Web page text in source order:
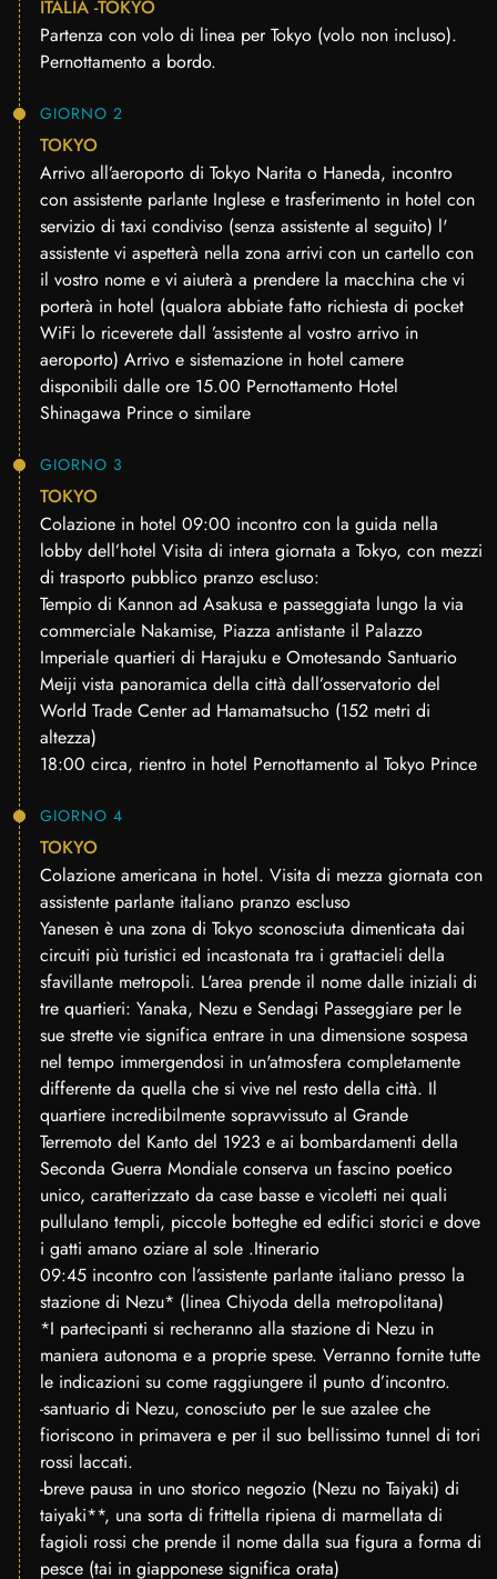
ITALIA -TOKYO
Partenza con volo di linea per Tokyo (volo non incluso).
Pernottamento a bordo.
GIORNO 2
TOKYO
Arrivo all’aeroporto di Tokyo Narita o Haneda, incontro
con assistente parlante Inglese e trasferimento in hotel con
servizio di taxi condiviso (senza assistente al seguito) l'
assistente vi aspetterà nella zona arrivi con un cartello con
il vostro nome e vi aiuterà a prendere la macchina che vi
porterà in hotel (qualora abbiate fatto richiesta di pocket
WiFi lo riceverete dall ’assistente al vostro arrivo in
aeroporto) Arrivo e sistemazione in hotel camere
disponibili dalle ore 15.00 Pernottamento Hotel
Shinagawa Prince o similare
GIORNO 3
TOKYO
Colazione in hotel 09:00 incontro con la guida nella
lobby dell’hotel Visita di intera giornata a Tokyo, con mezzi
di trasporto pubblico pranzo escluso:
Tempio di Kannon ad Asakusa e passeggiata lungo la via
commerciale Nakamise, Piazza antistante il Palazzo
Imperiale quartieri di Harajuku e Omotesando Santuario
Meiji vista panoramica della città dall’osservatorio del
World Trade Center ad Hamamatsucho (152 metri di
altezza)
18:00 circa, rientro in hotel Pernottamento al Tokyo Prince
GIORNO 4
TOKYO
Colazione americana in hotel. Visita di mezza giornata con
assistente parlante italiano pranzo escluso
Yanesen è una zona di Tokyo sconosciuta dimenticata dai
circuiti più turistici ed incastonata tra i grattacieli della
sfavillante metropoli. L'area prende il nome dalle iniziali di
tre quartieri: Yanaka, Nezu e Sendagi Passeggiare per le
sue strette vie significa entrare in una dimensione sospesa
nel tempo immergendosi in un'atmosfera completamente
differente da quella che si vive nel resto della città. Il
quartiere incredibilmente sopravvissuto al Grande
Terremoto del Kanto del 1923 e ai bombardamenti della
Seconda Guerra Mondiale conserva un fascino poetico
unico, caratterizzato da case basse e vicoletti nei quali
pullulano templi, piccole botteghe ed edifici storici e dove
i gatti amano oziare al sole .Itinerario
09:45 incontro con l’assistente parlante italiano presso la
stazione di Nezu* (linea Chiyoda della metropolitana)
*I partecipanti si recheranno alla stazione di Nezu in
maniera autonoma e a proprie spese. Verranno fornite tutte
le indicazioni su come raggiungere il punto d’incontro.
-santuario di Nezu, conosciuto per le sue azalee che
fioriscono in primavera e per il suo bellissimo tunnel di tori
rossi laccati.
-breve pausa in uno storico negozio (Nezu no Taiyaki) di
taiyaki**, una sorta di frittella ripiena di marmellata di
fagioli rossi che prende il nome dalla sua figura a forma di
pesce (tai in giapponese significa orata)